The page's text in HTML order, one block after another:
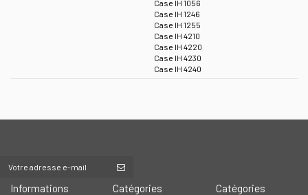
Case IH 1056
Case IH 1246
Case IH 1255
Case IH 4210
Case IH 4220
Case IH 4230
Case IH 4240
Informations Catégories Catégories